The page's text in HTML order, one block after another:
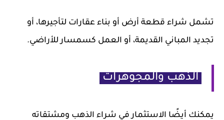
تشمل شراء قطعة أرض أو بناء عقارات لتأجيرها، أو
تجديد المباني القديمة، أو العمل كسمسار للأراضي.
الذهب والمجوهرات
يمكنك أيضًا الاستثمار في شراء الذهب ومشتقاته